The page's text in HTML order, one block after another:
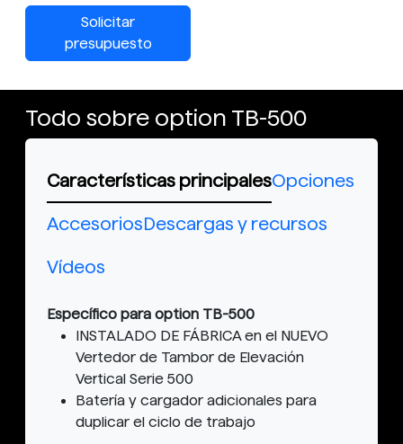
Solicitar
presupuesto
Todo sobre option TB-500
Características principalesOpciones
AccesoriosDescargas y recursos
Vídeos
Específico para option TB-500
INSTALADO DE FÁBRICA en el NUEVO
Vertedor de Tambor de Elevación
Vertical Serie 500
Batería y cargador adicionales para
duplicar el ciclo de trabajo